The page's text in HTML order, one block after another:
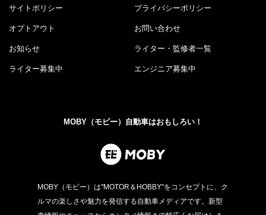
サイトポリシー プライバシーポリシー
オプトアウト お問い合わせ
お知らせ ライター・監修者一覧
ライター募集中 エンジニア募集中
MOBY（モビー）自動車はおもしろい！
MOBY（モビー）は"MOTOR＆HOBBY"をコンセプトに、ク
ルマの楽しさや魅力を発信する自動車メディアです。新型